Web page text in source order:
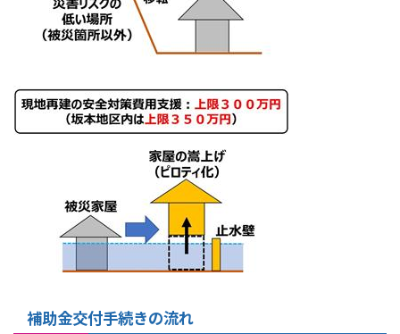
補助金交付手続きの流れ